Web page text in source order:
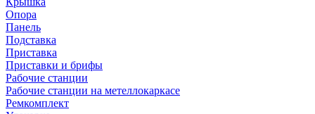
Опора
Панель
Подставка
Приставка
Приставки и брифы
Рабочие станции
Рабочие станции на метеллокаркасе
Ремкомплект